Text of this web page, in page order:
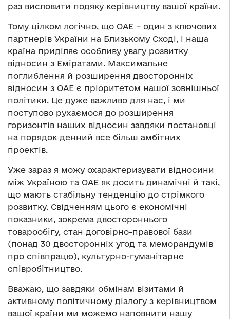
раз висловити подяку керівництву вашої країни.
Тому цілком логічно, що ОАЕ – один з ключових
партнерів України на Близькому Сході, і наша
країна приділяє особливу увагу розвитку
відносин з Еміратами. Максимальне
поглиблення й розширення двосторонніх
відносин з ОАЕ є пріоритетом нашої зовнішньої
політики. Це дуже важливо для нас, і ми
поступово рухаємося до розширення
горизонтів наших відносин завдяки постановці
на порядок денний все більш амбітних
проектів.
Уже зараз я можу охарактеризувати відносини
між Україною та ОАЕ як досить динамічні й такі,
що мають стабільну тенденцію до стрімкого
розвитку. Свідченням цього є економічні
показники, зокрема двостороннього
товарообігу, стан договірно-правової бази
(понад 30 двосторонніх угод та меморандумів
про співпрацю), культурно-гуманітарне
співробітництво.
Вважаю, що завдяки обмінам візитами й
активному політичному діалогу з керівництвом
вашої країни ми можемо наповнити нашу